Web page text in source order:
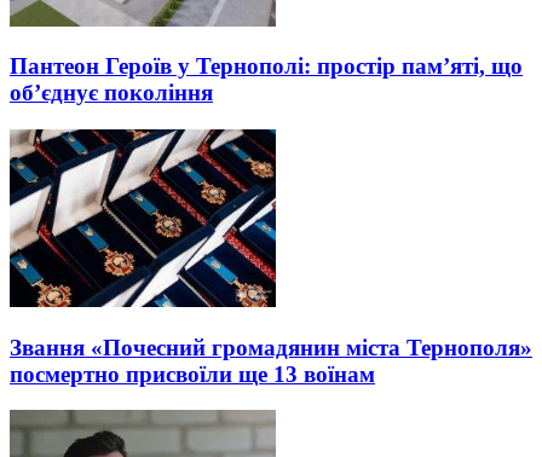
Пантеон Героїв у Тернополі: простір пам’яті, що
об’єднує покоління
Звання «Почесний громадянин міста Тернополя»
посмертно присвоїли ще 13 воїнам